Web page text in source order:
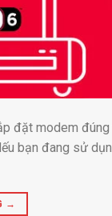
đặt modem
bạn đang sử
→